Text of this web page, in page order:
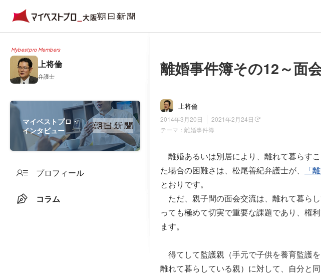
Mybestpro Members
上将倫
弁護士
マイベストプロ・
インタビュー
プロフィール
コラム
離婚事件簿その12～面
上将倫
2014年3月20日
2021年2月24日
テーマ： 離婚事件簿
離婚あるいは別居により、離れて暮らす
た場合の困難さは、松尾善紀弁護士が、
「
とおりです。
ただ、親子間の面会交流は、離れて暮ら
っても極めて切実で重要な課題であり、権
ます。
得てして監護親（手元で子供を養育監護
離れて暮らしている親）に対して、自分と